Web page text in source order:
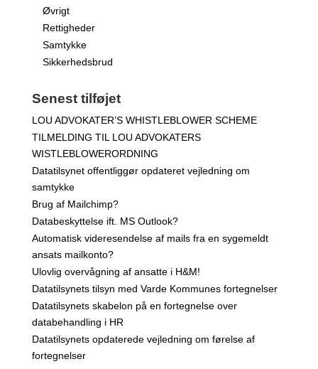
Øvrigt
Rettigheder
Samtykke
Sikkerhedsbrud
Senest tilføjet
LOU ADVOKATER’S WHISTLEBLOWER SCHEME
TILMELDING TIL LOU ADVOKATERS
WISTLEBLOWERORDNING
Datatilsynet offentliggør opdateret vejledning om
samtykke
Brug af Mailchimp?
Databeskyttelse ift. MS Outlook?
Automatisk videresendelse af mails fra en sygemeldt
ansats mailkonto?
Ulovlig overvågning af ansatte i H&M!
Datatilsynets tilsyn med Varde Kommunes fortegnelser
Datatilsynets skabelon på en fortegnelse over
databehandling i HR
Datatilsynets opdaterede vejledning om førelse af
fortegnelser